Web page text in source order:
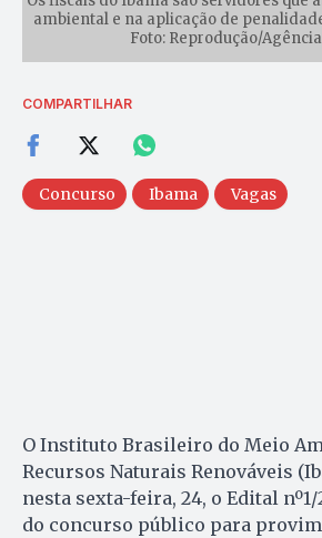
ambiental e na aplicação de
Foto: Reprodução/
COMPARTILHAR
Concurso Ibama Vagas
O Instituto Brasileiro do Meio
Recursos Naturais Renováveis
nesta sexta-feira, 24, o Edital
do concurso público para